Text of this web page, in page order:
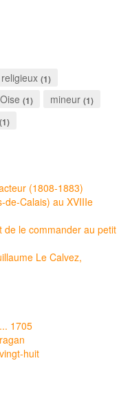
religieux (1)
(1) mineur (1)
(1)
(1808-1883)
de-Calais) au XVIIIe
de le commander au petit
Le Calvez,
1705
huit